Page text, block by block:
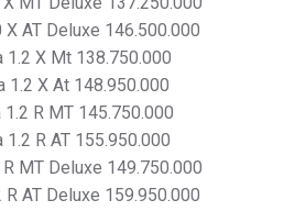
X AT Deluxe 146.500.000
1.2 X Mt 138.750.000
1.2 X At 148.950.000
1.2 R MT 145.750.000
1.2 R AT 155.950.000
MT Deluxe 149.750.000
R AT Deluxe 159.950.000